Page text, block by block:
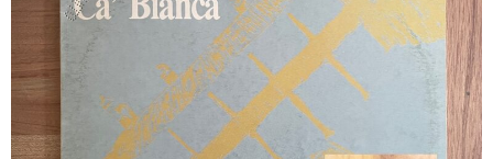
取り置きなどについて
Categories
New Arrivals